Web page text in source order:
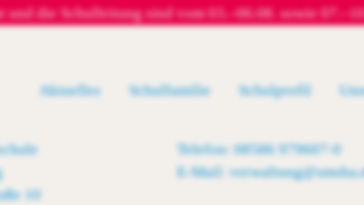
die Schulleitung sind vom 03.–06.08. sowie
Aktuelles Schulfamilie Schulprofil
10
Telefon: 08586 979607-0
E-Mail: